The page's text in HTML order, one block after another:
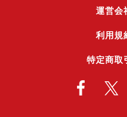
運営会
利用規
特定商取